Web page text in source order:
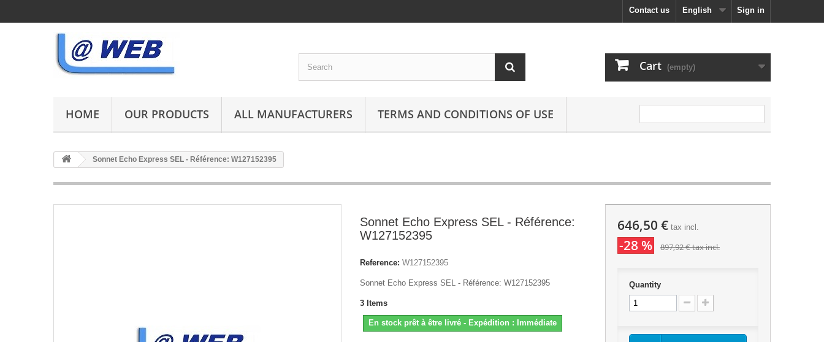
Sign in
English
Contact us
Cart (empty)
HOME OUR PRODUCTS ALL MANUFACTURERS TERMS AND CONDITIONS OF USE
Sonnet Echo Express SEL - Référence: W127152395
Sonnet Echo Express SEL - Référence:
W127152395
Reference: W127152395
Sonnet Echo Express SEL - Référence: W127152395
3 Items
En stock prêt à être livré - Expédition : Immédiate
646,50 €tax incl.
-28 % 897,92 €tax incl.
Quantity